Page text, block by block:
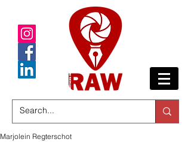
Marjolein Regterschot